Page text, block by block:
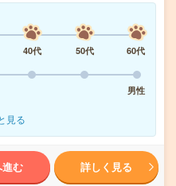
40代 50代
60代
男性
見る
む 詳しく見る